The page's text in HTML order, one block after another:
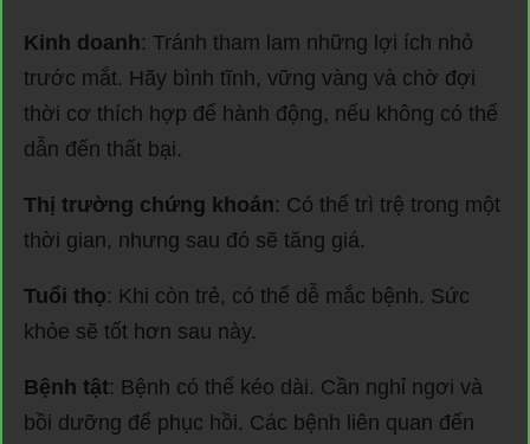
Kinh doanh: Tránh tham lam những lợi ích nhỏ
trước mắt. Hãy bình tĩnh, vững vàng và chờ đợi
thời cơ thích hợp để hành động, nếu không có thể
dẫn đến thất bại.
Thị trường chứng khoán: Có thể trì trệ trong một
thời gian, nhưng sau đó sẽ tăng giá.
Tuổi thọ: Khi còn trẻ, có thể dễ mắc bệnh. Sức
khỏe sẽ tốt hơn sau này.
Bệnh tật: Bệnh có thể kéo dài. Cần nghỉ ngơi và
bồi dưỡng để phục hồi. Các bệnh liên quan đến